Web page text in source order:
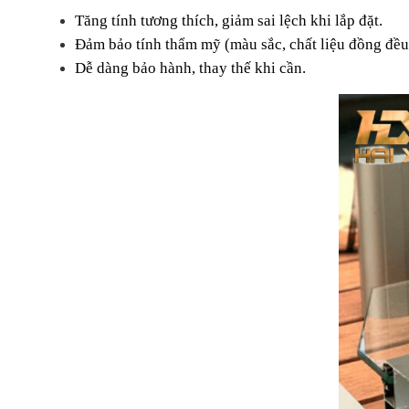
Tăng tính tương thích, giảm sai lệch khi lắp đặt.
Đảm bảo tính thẩm mỹ (màu sắc, chất liệu đồng
Dễ dàng bảo hành, thay thế khi cần.